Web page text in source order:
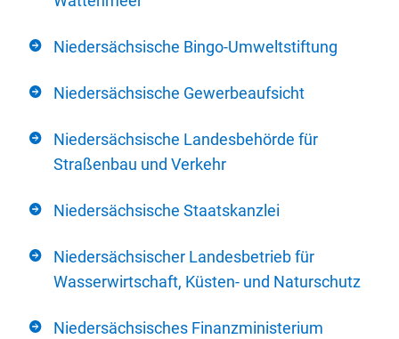
Niedersächsische Bingo-Umweltstiftung
Niedersächsische Gewerbeaufsicht
Niedersächsische Landesbehörde für
Straßenbau und Verkehr
Niedersächsische Staatskanzlei
Niedersächsischer Landesbetrieb für
Wasserwirtschaft, Küsten- und Naturschutz
Niedersächsisches Finanzministerium